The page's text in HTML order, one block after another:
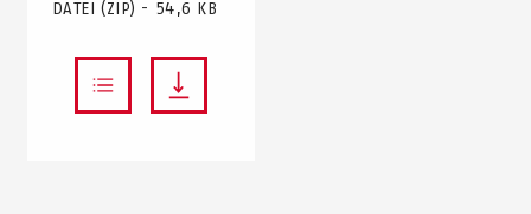
DATEI (ZIP) - 54,6 KB